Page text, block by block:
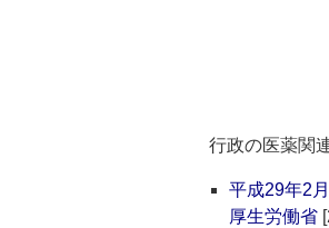
行政の医薬関
平成29年2
厚生労働省